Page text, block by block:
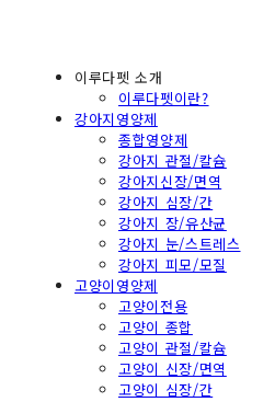
이루다펫 소개
이루다펫이란?
강아지영양제
종합영양제
강아지 관절/칼슘
강아지신장/면역
강아지 심장/간
강아지 장/유산균
강아지 눈/스트레스
강아지 피모/모질
고양이영양제
고양이전용
고양이 종합
고양이 관절/칼슘
고양이 신장/면역
고양이 심장/간